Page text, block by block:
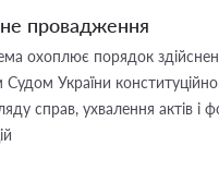
провадження
охоплює порядок
Судом України
справ, ухвалення актів і